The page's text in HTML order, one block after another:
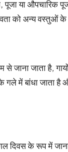
पूजा या औपचारिक
को अन्य वस्तुओं के
से जाना जाता है,
गले में बांधा जाता
दिवस के रूप में